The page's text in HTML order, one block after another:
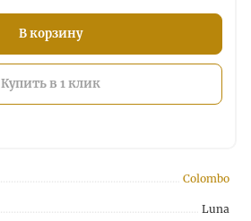
В корзину
Купить в 1 клик
Colombo
Luna